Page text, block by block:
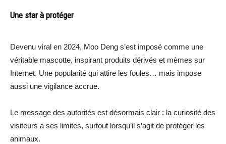
Une star à protéger
Devenu viral en 2024, Moo Deng s’est imposé comme une
véritable mascotte, inspirant produits dérivés et mèmes sur
Internet. Une popularité qui attire les foules… mais impose
aussi une vigilance accrue.
Le message des autorités est désormais clair : la curiosité des
visiteurs a ses limites, surtout lorsqu’il s’agit de protéger les
animaux.